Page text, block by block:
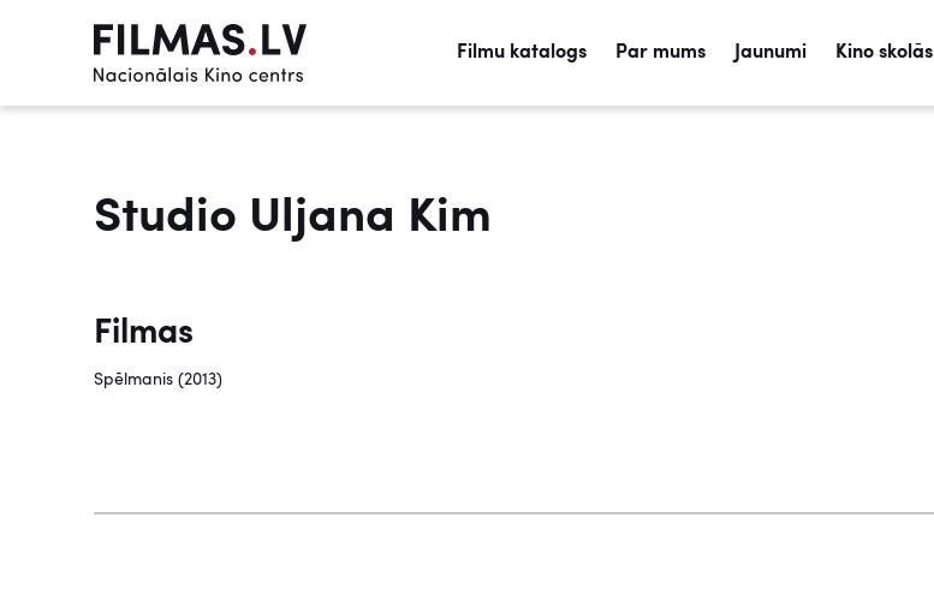
Filmu katalogs Par mums Jaunumi Kino skolās
Studio Uljana Kim
Filmas
Spēlmanis (2013)